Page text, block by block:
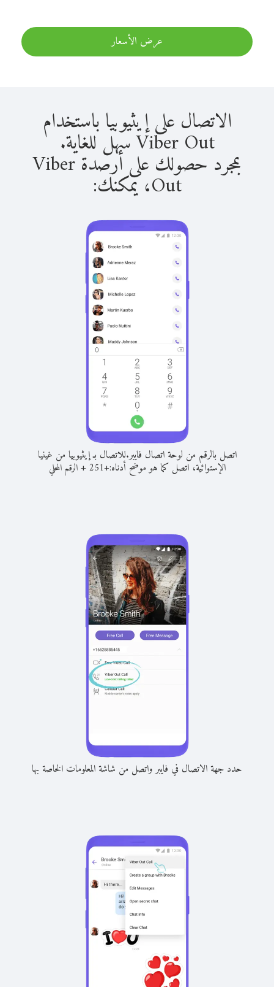
عرض الأسعار
الاتصال على إيثيوبيا باستخدام
Viber Out سهل للغاية.
بمجرد حصولك على أرصدة Viber
Out، يمكنك:
اتصل بالرقم من لوحة اتصال فايبر.للاتصال بـ إيثيوبيا من غينيا
الإستوائية، اتصل كما هو موضح أدناه:+
251
+الرقم المحلي
حدد جهة الاتصال في فايبر واتصل من شاشة المعلومات الخاصة بها